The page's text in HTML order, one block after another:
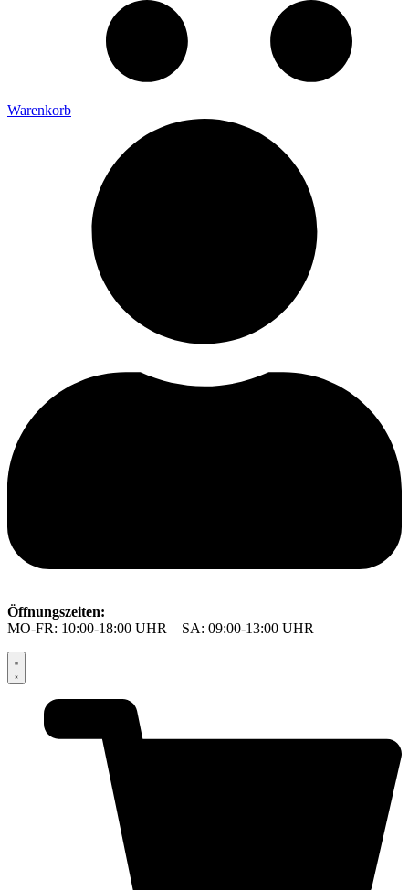
Warenkorb
Öffnungszeiten:
MO-FR: 10:00-18:00 UHR – SA: 09:00-13:00 UHR